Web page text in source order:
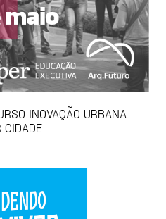
INOVAÇÃO URBANA:
CIDADE